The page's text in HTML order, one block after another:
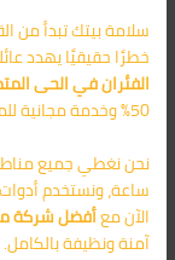
سلامة بيتك تبدأ من
خطرًا حقيقيًا يهدد
الفئران في الحى
50% وخدمة مجانية للمتابعة لمدة شهر.
نحن نغطي جميع
ساعة، ونستخدم
الآن معأفضلشركة
آمنة ونظيفة بالكامل.